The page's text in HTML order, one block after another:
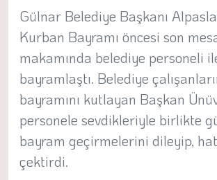
Gülnar Belediye Başkanı
Kurban Bayramı öncesi son
makamında belediye personeli
bayramlaştı. Belediye
bayramını kutlayan Başkan
personele sevdikleriyle birlikte
bayram geçirmelerini dileyip,
çektirdi.